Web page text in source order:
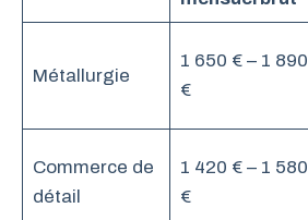
Métallurgie
1 650 € – 1 890
€
Commerce de
détail
1 420 € – 1 580
€